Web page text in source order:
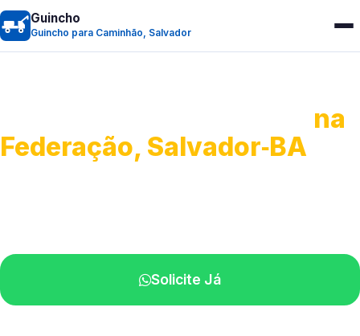
Guincho
Guincho para Caminhão, Salvador
na
Federação, Salvador‑BA
Solicite Já